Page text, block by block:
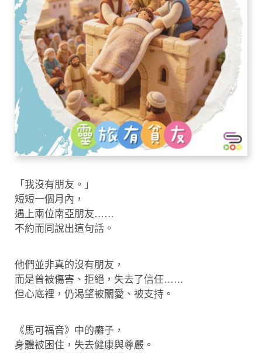
「我沒有朋友。」
短短一個月內，
遇上兩位南亞朋友……
不約而同說出這句話。
他們並非真的沒有朋友，
而是曾被傷害、拒絕，失去了信任……
但心底裡，仍渴望被關愛、被支持。
《馬可福音》中的癱子，
身體被困住，失去健康與尊嚴。